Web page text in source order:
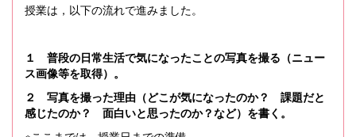
授業は，以下の流れで進みました。
１ 普段の日常生活で気になったことの写真を撮る（ニュー
ス画像等を取得）。
２ 写真を撮った理由（どこが気になったのか？ 課題だと
感じたのか？ 面白いと思ったのか？など）を書く。